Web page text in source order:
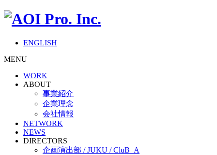
ENGLISH
MENU
WORK
ABOUT
事業紹介
企業理念
会社情報
NETWORK
NEWS
DIRECTORS
企画演出部 / JUKU / CluB_A